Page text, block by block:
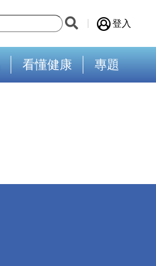
登入
看懂健康 專題